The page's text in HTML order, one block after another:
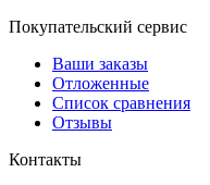
Покупательский сервис
Ваши заказы
Отложенные
Список сравнения
Отзывы
Контакты